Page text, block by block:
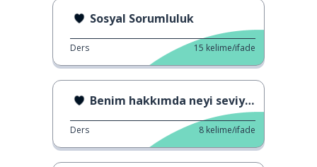
Sosyal Sorumluluk
Ders 15 kelime/ifade
Benim hakkımda neyi seviyorsun?
Ders 8 kelime/ifade